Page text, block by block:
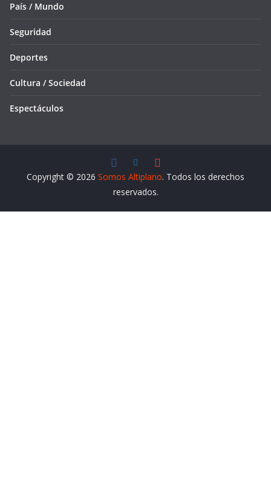
País / Mundo
Seguridad
Deportes
Cultura / Sociedad
Espectáculos
Copyright © 2026 Somos Altiplano. Todos los derechos
reservados.